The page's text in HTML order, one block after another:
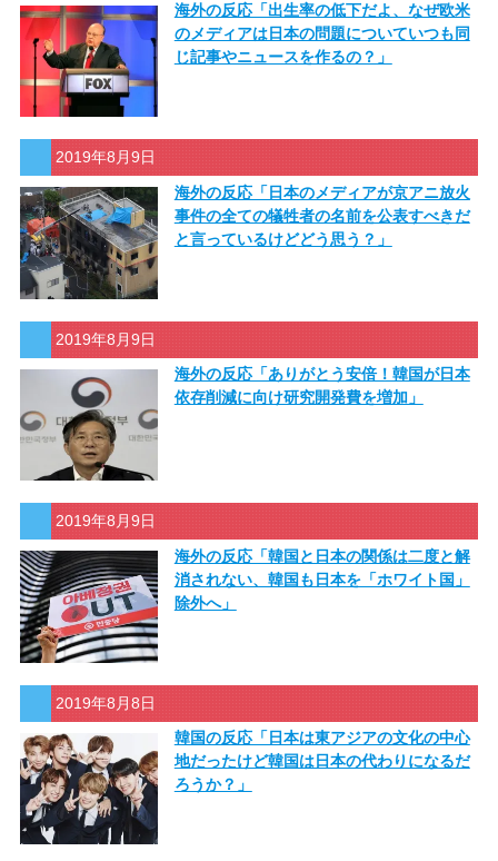
海外の反応「出生率の低下だよ、なぜ欧米
のメディアは日本の問題についていつも同
じ記事やニュースを作るの？」
2019年8月9日
海外の反応「日本のメディアが京アニ放火
事件の全ての犠牲者の名前を公表すべきだ
と言っているけどどう思う？」
2019年8月9日
海外の反応「ありがとう安倍！韓国が日本
依存削減に向け研究開発費を増加」
2019年8月9日
海外の反応「韓国と日本の関係は二度と解
消されない、韓国も日本を「ホワイト国」
除外へ」
2019年8月8日
韓国の反応「日本は東アジアの文化の中心
地だったけど韓国は日本の代わりになるだ
ろうか？」